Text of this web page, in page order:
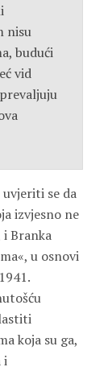
nisu
budući
vid
se da
izvjesno ne
i Branka
u osnovi
koja su ga,
i